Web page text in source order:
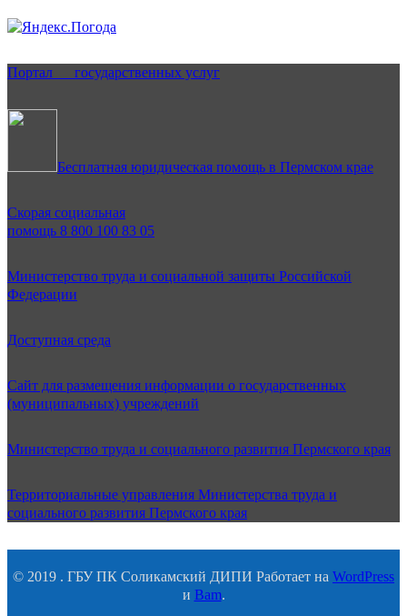
Портал государственных услуг
Бесплатная юридическая помощь в Пермском крае
Скорая социальная
помощь 8 800 100 83 05
Министерство труда и социальной защиты Российской
Федерации
Доступная среда
Сайт для размещения информации о государственных
(муниципальных) учреждений
Министерство труда и социального развития Пермского края
Территориальные управления Министерства труда и
социального развития Пермского края
© 2019 . ГБУ ПК Соликамский ДИПИ Работает на WordPress
и Bam.